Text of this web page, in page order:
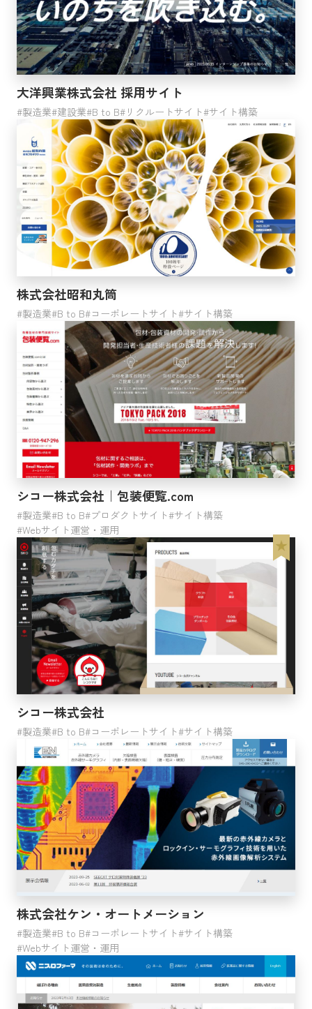
サイト構築
Webコンサルティング
戦略的SEOコンサルティング
Webサイト運営・運用
クラウドインテグレーション
BOOST
検索する
大洋興業株式会社 採用サイト
製造業 建設業 B to B リクルートサイト サイト構築
株式会社昭和丸筒
製造業 B to B コーポレートサイト サイト構築
シコー株式会社｜包装便覧.com
製造業 B to B プロダクトサイト サイト構築
Webサイト運営・運用
シコー株式会社
製造業 B to B コーポレートサイト サイト構築
株式会社ケン・オートメーション
製造業 B to B コーポレートサイト サイト構築
Webサイト運営・運用